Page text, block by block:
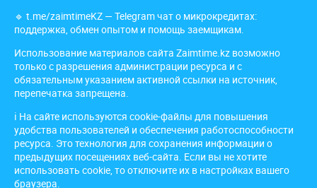
🔹 t.me/zaimtimeKZ — Telegram чат о микрокредитах:
поддержка, обмен опытом и помощь заемщикам.
Использование материалов сайта Zaimtime.kz возможно
только с разрешения администрации ресурса и с
обязательным указанием активной ссылки на источник,
перепечатка запрещена.
ℹ️ На сайте используются cookie-файлы для повышения
удобства пользователей и обеспечения работоспособности
ресурса. Это технология для сохранения информации о
предыдущих посещениях веб-сайта. Если вы не хотите
использовать cookie, то отключите их в настройках вашего
браузера.